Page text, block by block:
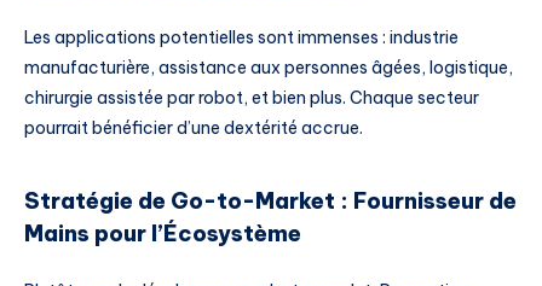
Les applications potentielles sont immenses : industrie
manufacturière, assistance aux personnes âgées, logistique,
chirurgie assistée par robot, et bien plus. Chaque secteur
pourrait bénéficier d’une dextérité accrue.
Stratégie de Go-to-Market : Fournisseur de
Mains pour l’Écosystème